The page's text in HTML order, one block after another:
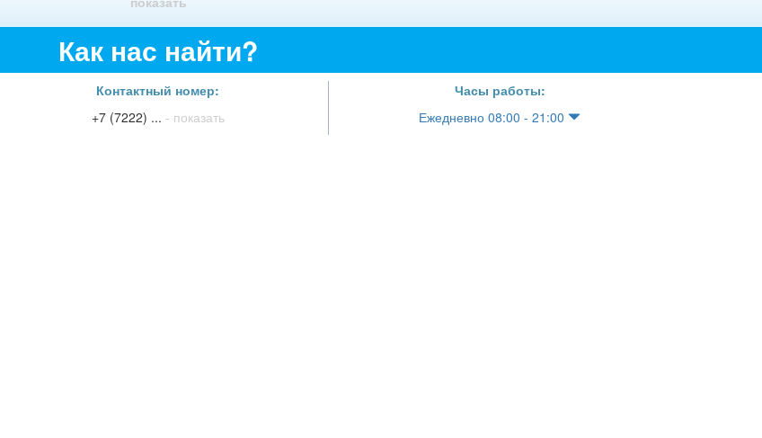
Как нас найти?
Контактный номер:
+7 (7222) ... - показать
Часы работы:
Ежедневно 08:00 - 21:00